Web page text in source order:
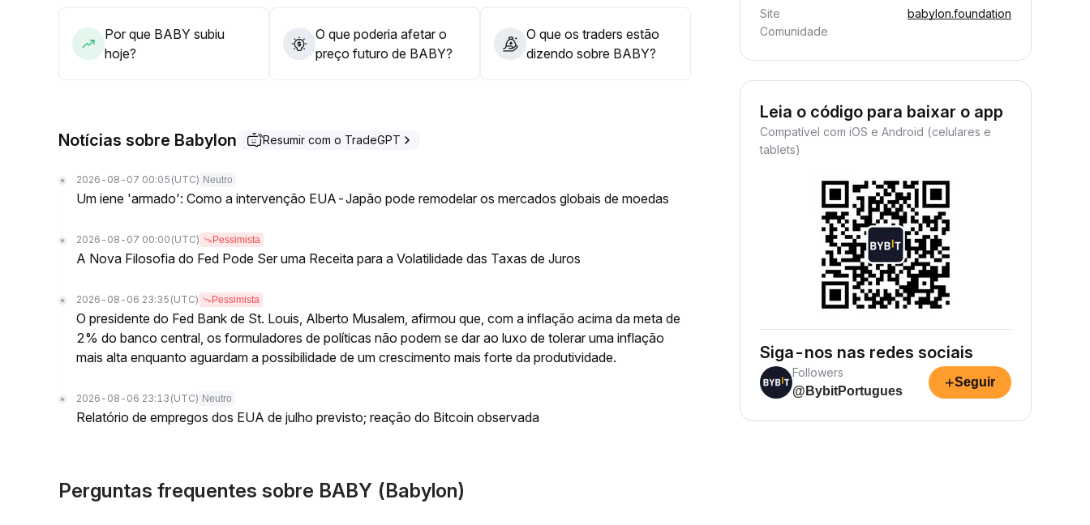
Por que BABY subiu
hoje?
O que poderia afetar o
preço futuro de BABY?
O que os traders estão
dizendo sobre BABY?
Notícias sobre Babylon Resumir com o TradeGPT
2026-08-07 00:05 (UTC) Neutro
Um iene 'armado': Como a intervenção EUA-Japão pode remodelar os mercados globais de moedas
2026-08-07 00:00 (UTC) Pessimista
A Nova Filosofia do Fed Pode Ser uma Receita para a Volatilidade das Taxas de Juros
2026-08-06 23:35 (UTC) Pessimista
O presidente do Fed Bank de St. Louis, Alberto Musalem, afirmou que, com a inflação acima da meta de
2% do banco central, os formuladores de políticas não podem se dar ao luxo de tolerar uma inflação
mais alta enquanto aguardam a possibilidade de um crescimento mais forte da produtividade.
2026-08-06 23:13 (UTC) Neutro
Relatório de empregos dos EUA de julho previsto; reação do Bitcoin observada
Perguntas frequentes sobre BABY (Babylon)
Site
babylon.foundation
Comunidade
Leia o código para baixar o app
Compatível com iOS e Android (celulares e
tablets)
Siga-nos nas redes sociais
Followers
@BybitPortugues
+Seguir